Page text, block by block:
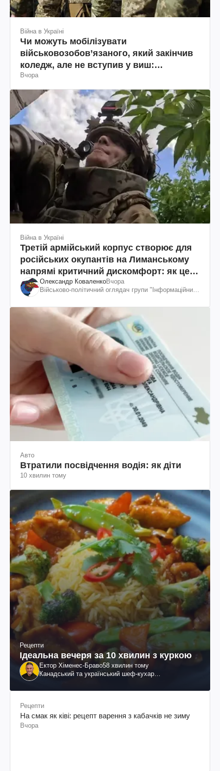
Війна в Україні
Чи можуть мобілізувати
військовозобов’язаного, який закінчив
коледж, але не вступив у виш:
пояснення юриста
Вчора
Війна в Україні
Третій армійський корпус створює для
російських окупантів на Лиманському
напрямі критичний дискомфорт: як це
вдалосяОлександр КоваленкоВчора
Військово-політичний оглядач групи "Інформаційний
Авто
Втратили посвідчення водія: як діти
10 хвилин тому
Рецепти
Ідеальна вечеря за 10 хвилин з куркою
Ектор Хіменес-Браво58 хвилин тому
Канадський та український шеф-кухар
Рецепти
На смак як ківі: рецепт варення з кабачків не зиму
Вчора